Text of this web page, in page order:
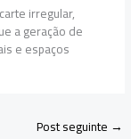
irregular,
a geração de
e espaços
Post seguinte →